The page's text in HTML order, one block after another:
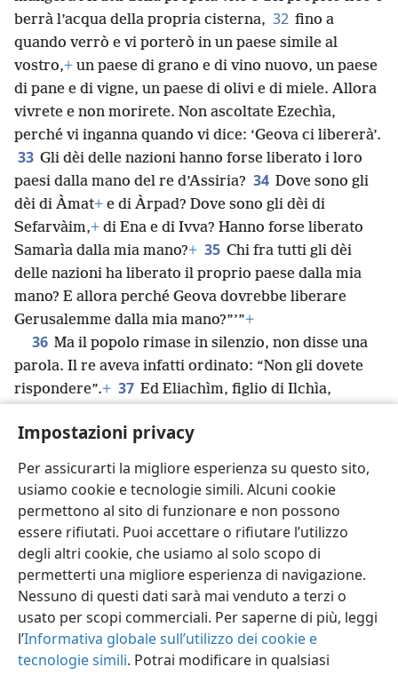
Impostazioni privacy
Per assicurarti la migliore esperienza su questo sito,
usiamo cookie e tecnologie simili. Alcuni cookie
permettono al sito di funzionare e non possono
essere rifiutati. Puoi accettare o rifiutare l’utilizzo
degli altri cookie, che usiamo al solo scopo di
permetterti una migliore esperienza di navigazione.
Nessuno di questi dati sarà mai venduto a terzi o
usato per scopi commerciali. Per saperne di più, leggi
l’Informativa globale sull’utilizzo dei cookie e
tecnologie simili. Potrai modificare in qualsiasi
berrà l’acqua della propria cisterna, 32 fino a
quando verrò e vi porterò in un paese simile al
vostro,+ un paese di grano e di vino nuovo, un paese
di pane e di vigne, un paese di olivi e di miele. Allora
vivrete e non morirete. Non ascoltate Ezechìa,
perché vi inganna quando vi dice: ‘Geova ci libererà’.
33 Gli dèi delle nazioni hanno forse liberato i loro
paesi dalla mano del re d’Assiria? 34 Dove sono gli
dèi di Àmat+ e di Àrpad? Dove sono gli dèi di
Sefarvàim,+ di Ena e di Ivva? Hanno forse liberato
Samarìa dalla mia mano?+ 35 Chi fra tutti gli dèi
delle nazioni ha liberato il proprio paese dalla mia
mano? E allora perché Geova dovrebbe liberare
Gerusalemme dalla mia mano?”’”+
36 Ma il popolo rimase in silenzio, non disse una
parola. Il re aveva infatti ordinato: “Non gli dovete
rispondere”.+ 37 Ed Eliachìm, figlio di Ilchìa,
figlio di Àsaf, il cancelliere, si presentarono da
Ezechìa con le vesti strappate e gli riferirono le
parole del rabsàche.
Italiano Condividi Impostazioni
Copyright© 2026 Watch Tower Bible and Tract Society of Pennsylvania
Condizioni d’uso Informativa sulla privacy
Impostazioni privacy
JW.ORG
Accedi